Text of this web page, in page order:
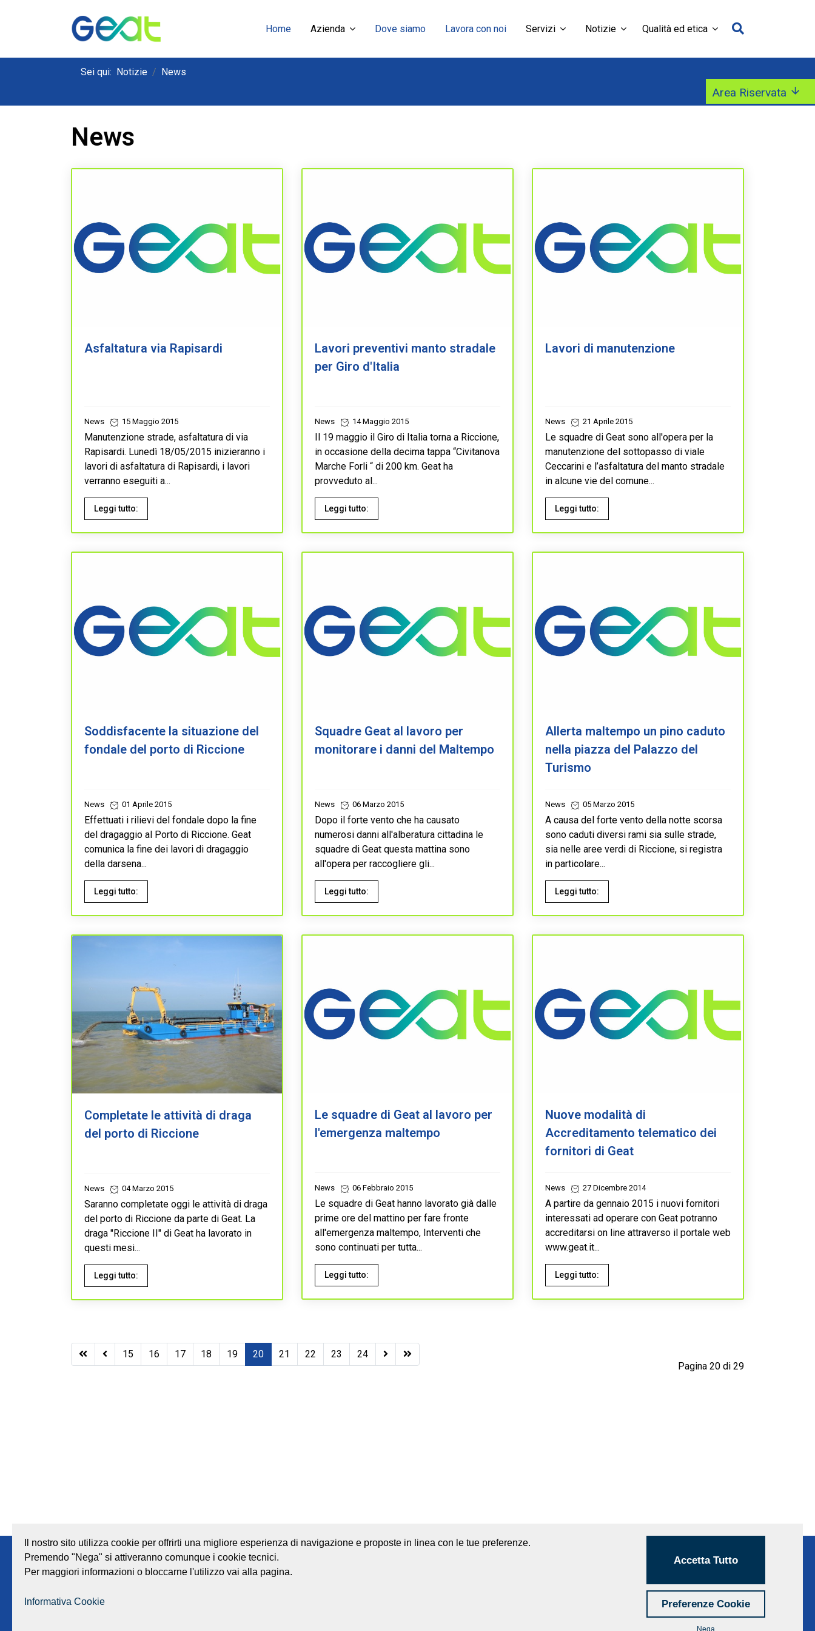
Home Azienda Dove siamo Lavora con noi Servizi Notizie Qualità ed etica
Sei qui: Notizie News
News
Asfaltatura via Rapisardi
News 15 Maggio 2015
Manutenzione strade, asfaltatura di via
Rapisardi. Lunedì 18/05/2015 inizieranno i
lavori di asfaltatura di Rapisardi, i lavori
verranno eseguiti a...
Leggi tutto:
Lavori preventivi manto stradale
per Giro d'Italia
News 14 Maggio 2015
Il 19 maggio il Giro di Italia torna a Riccione,
in occasione della decima tappa “Civitanova
Marche Forli “ di 200 km. Geat ha
provveduto al...
Leggi tutto:
Lavori di manutenzione
News 21 Aprile 2015
Le squadre di Geat sono all'opera per la
manutenzione del sottopasso di viale
Ceccarini e l’asfaltatura del manto stradale
in alcune vie del comune...
Leggi tutto:
Soddisfacente la situazione del
fondale del porto di Riccione
News 01 Aprile 2015
Effettuati i rilievi del fondale dopo la fine
del dragaggio al Porto di Riccione. Geat
comunica la fine dei lavori di dragaggio
della darsena...
Leggi tutto:
Squadre Geat al lavoro per
monitorare i danni del Maltempo
News 06 Marzo 2015
Dopo il forte vento che ha causato
numerosi danni all'alberatura cittadina le
squadre di Geat questa mattina sono
all'opera per raccogliere gli...
Leggi tutto:
Allerta maltempo un pino caduto
nella piazza del Palazzo del
Turismo
News 05 Marzo 2015
A causa del forte vento della notte scorsa
sono caduti diversi rami sia sulle strade,
sia nelle aree verdi di Riccione, si registra
in particolare...
Leggi tutto:
Completate le attività di draga
del porto di Riccione
News 04 Marzo 2015
Saranno completate oggi le attività di draga
del porto di Riccione da parte di Geat. La
draga "Riccione II" di Geat ha lavorato in
questi mesi...
Leggi tutto:
Le squadre di Geat al lavoro per
l'emergenza maltempo
News 06 Febbraio 2015
Le squadre di Geat hanno lavorato già dalle
prime ore del mattino per fare fronte
all'emergenza maltempo, Interventi che
sono continuati per tutta...
Leggi tutto:
Nuove modalità di
Accreditamento telematico dei
fornitori di Geat
News 27 Dicembre 2014
A partire da gennaio 2015 i nuovi fornitori
interessati ad operare con Geat potranno
accreditarsi on line attraverso il portale web
www.geat.it...
Leggi tutto:
15 16 17 18 19 20 21 22 23
24
Pagina 20 di 29
Area Riservata
Note legali Privacy Società trasparente Mappa del sito
Il nostro sito utilizza cookie per offrirti una migliore esperienza di navigazione e proposte in linea con le tue preferenze.
Premendo "Nega" si attiveranno comunque i cookie tecnici.
Per maggiori informazioni o bloccarne l'utilizzo vai alla pagina.
Informativa Cookie
Accetta Tutto
Preferenze Cookie
Nega